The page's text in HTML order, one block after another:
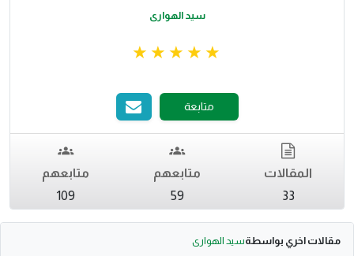
سيد الهوارى
متابعة
المقالات
33
متابعهم
59
متابعهم
109
مقالات اخري بواسطةسيد الهوارى